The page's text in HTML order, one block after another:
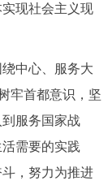
视频北京
日本語
РУССКИЙ ЯЗЫК
现社会主义现
中心、服务大
牢首都意识，坚
服务国家战
需要的实践
，努力为推进